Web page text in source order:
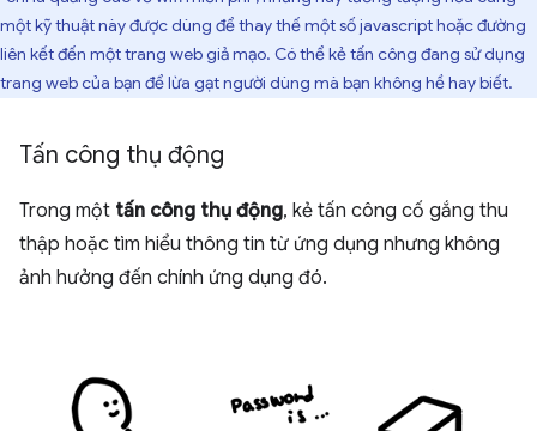
một kỹ thuật này được dùng để thay thế một số javascript hoặc đường
liên kết đến một trang web giả mạo. Có thể kẻ tấn công đang sử dụng
trang web của bạn để lừa gạt người dùng mà bạn không hề hay biết.
Tấn công thụ động
Trong một tấn công thụ động, kẻ tấn công cố gắng thu
thập hoặc tìm hiểu thông tin từ ứng dụng nhưng không
ảnh hưởng đến chính ứng dụng đó.